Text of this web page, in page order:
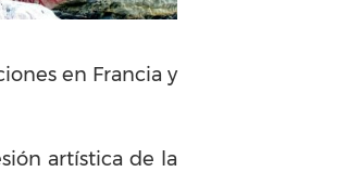
en Francia y
artística de la